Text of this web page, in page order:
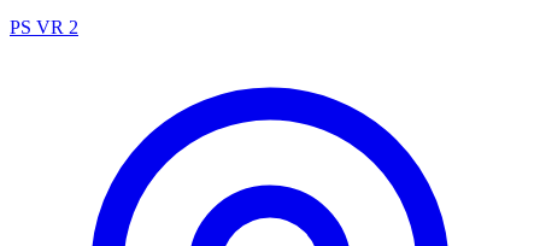
PS VR 2